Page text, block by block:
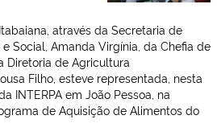
através da Secretaria de
Social, Amanda Virgínia, da Chefia de
Diretoria de Agricultura
Filho, esteve representada, nesta
INTERPA em João Pessoa, na
de Aquisição de Alimentos do